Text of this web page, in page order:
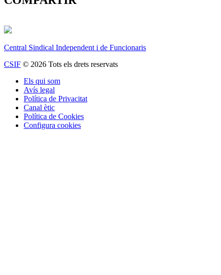
Central Sindical Independent i de Funcionaris
CSIF © 2026 Tots els drets reservats
Els qui som
Avís legal
Política de Privacitat
Canal ètic
Política de Cookies
Configura cookies